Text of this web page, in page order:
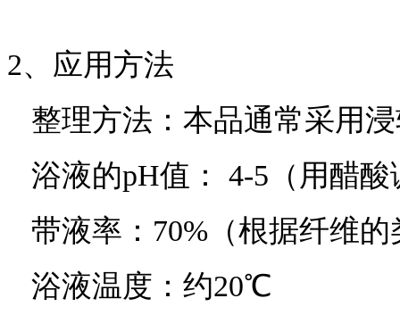
2、应用方法
整理方法：本品通常采用
浴液的pH值： 4-5（ 用醋酸
带液率： 70%（根据纤维
浴液温度：约20℃